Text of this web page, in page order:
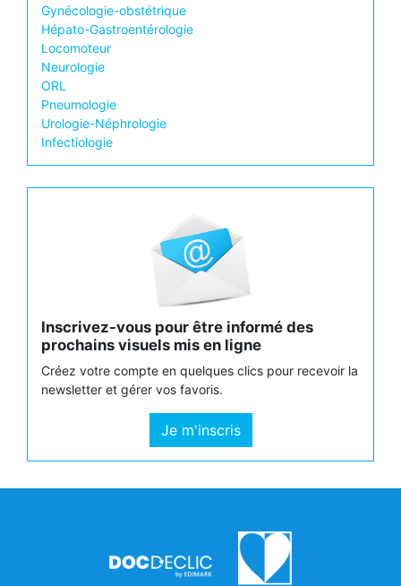
Gynécologie-obstétrique
Hépato-Gastroentérologie
Locomoteur
Neurologie
ORL
Pneumologie
Urologie-Néphrologie
Infectiologie
Inscrivez-vous pour être informé des
prochains visuels mis en ligne
Créez votre compte en quelques clics pour recevoir la
newsletter et gérer vos favoris.
Je m'inscris